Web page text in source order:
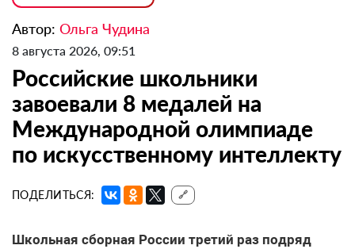
Автор: Ольга Чудина
8 августа 2026, 09:51
Российские школьники
завоевали 8 медалей на
Международной олимпиаде
по искусственному интеллекту
ПОДЕЛИТЬСЯ: 🔗
Школьная сборная России третий раз подряд